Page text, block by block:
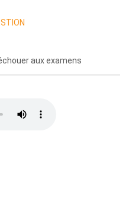
commentaires
aux examens